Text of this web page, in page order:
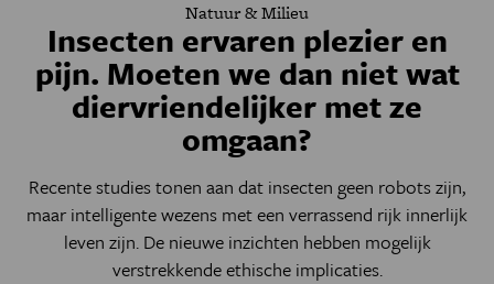
Natuur & Milieu
Insecten ervaren plezier en
pijn. Moeten we dan niet wat
diervriendelijker met ze
omgaan?
Recente studies tonen aan dat insecten geen robots zijn,
maar intelligente wezens met een verrassend rijk innerlijk
leven zijn. De nieuwe inzichten hebben mogelijk
verstrekkende ethische implicaties.